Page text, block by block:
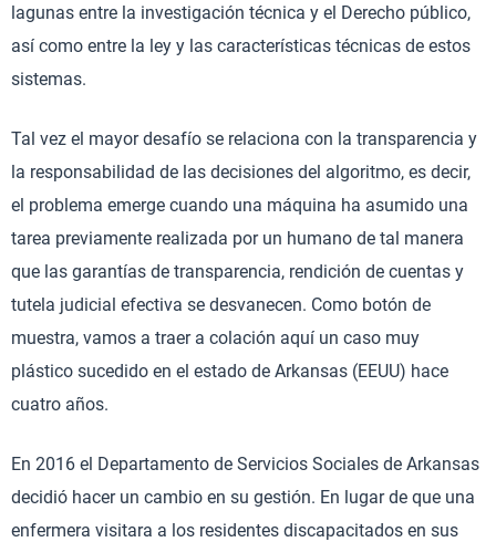
lagunas entre la investigación técnica y el Derecho público,
así como entre la ley y las características técnicas de estos
sistemas.
Tal vez el mayor desafío se relaciona con la transparencia y
la responsabilidad de las decisiones del algoritmo, es decir,
el problema emerge cuando una máquina ha asumido una
tarea previamente realizada por un humano de tal manera
que las garantías de transparencia, rendición de cuentas y
tutela judicial efectiva se desvanecen. Como botón de
muestra, vamos a traer a colación aquí un caso muy
plástico sucedido en el estado de Arkansas (EEUU) hace
cuatro años.
En 2016 el Departamento de Servicios Sociales de Arkansas
decidió hacer un cambio en su gestión. En lugar de que una
enfermera visitara a los residentes discapacitados en sus